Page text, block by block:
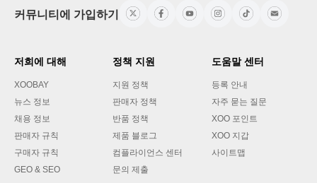
커뮤니티에 가입하기
저희에 대해
XOOBAY
뉴스 정보
채용 정보
판매자 규칙
구매자 규칙
GEO & SEO
정책 지원
지원 정책
판매자 정책
반품 정책
제품 블로그
컴플라이언스 센터
문의 제출
도움말 센터
등록 안내
자주 묻는 질문
XOO 포인트
XOO 지갑
사이트맵